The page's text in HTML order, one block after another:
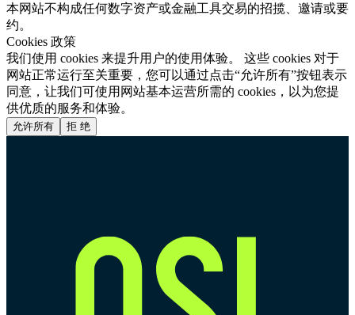
本网站不构成任何数字资产或金融工具交易的招揽、邀请或要
约。
Cookies 政策
我们使用 cookies 来提升用户的使用体验。 这些 cookies 对于
网站正常运行至关重要，您可以通过点击“允许所有”按钮表示
同意，让我们可使用网站基本运营所需的 cookies，以为您提
供优质的服务和体验。
允许所有 拒 绝